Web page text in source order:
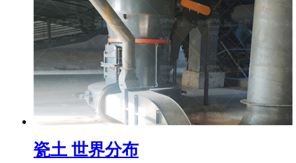
瓷土 世界分布